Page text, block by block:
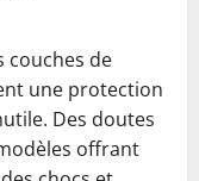
couches de
une protection
Des doutes
offrant